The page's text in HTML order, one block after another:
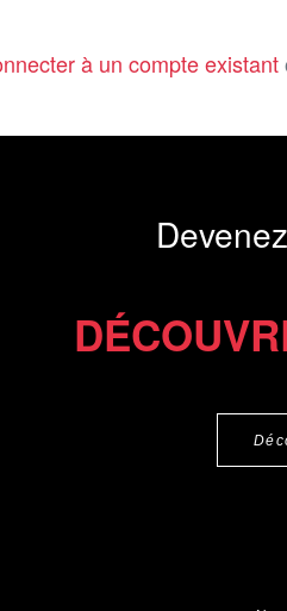
à un compte existant